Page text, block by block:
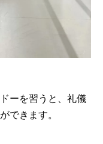
ーを習うと、礼儀
できます。